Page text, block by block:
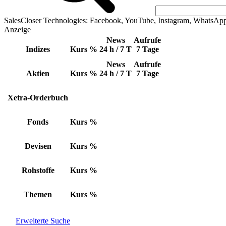
SalesCloser Technologies: Facebook, YouTube, Instagram,
Anzeige
Indizes Kurs %
News
24 h / 7 T
Aufrufe
7 Tage
Aktien Kurs %
News
24 h / 7 T
Aufrufe
7 Tage
Xetra-Orderbuch
Fonds Kurs %
Devisen Kurs %
Rohstoffe Kurs %
Themen Kurs %
Erweiterte Suche